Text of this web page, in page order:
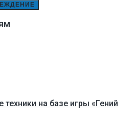
на базе игры «Гений